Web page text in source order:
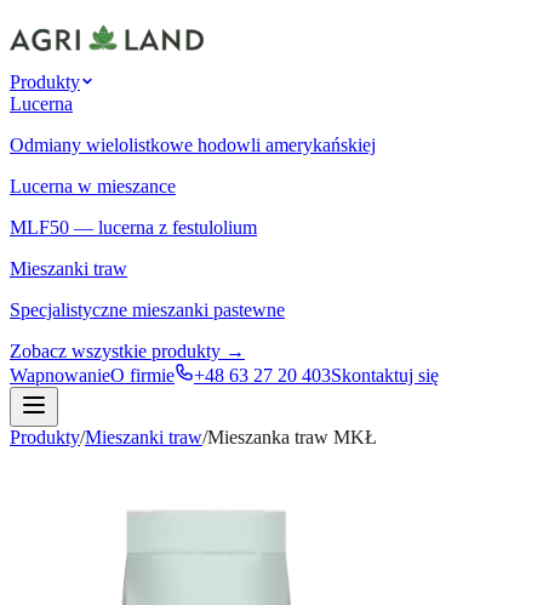
Produkty
Lucerna
Odmiany wielolistkowe hodowli amerykańskiej
Lucerna w mieszance
MLF50 — lucerna z festulolium
Mieszanki traw
Specjalistyczne mieszanki pastewne
Zobacz wszystkie produkty →
WapnowanieO firmie +48 63 27 20 403Skontaktuj się
Produkty/Mieszanki traw/Mieszanka traw MKŁ